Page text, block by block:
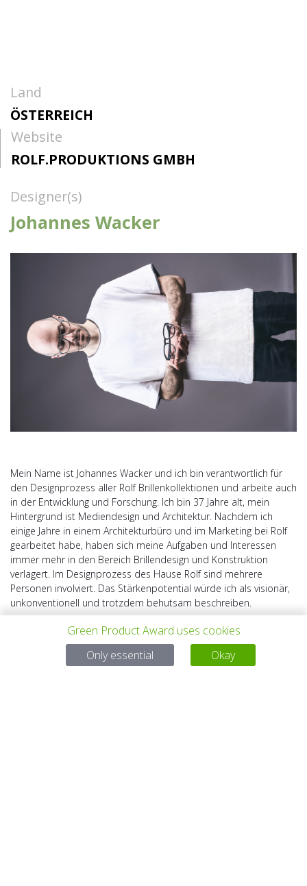
Land
ÖSTERREICH
Website
ROLF.PRODUKTIONS GMBH
Designer(s)
Johannes Wacker
Mein Name ist Johannes Wacker und ich bin verantwortlich für
den Designprozess aller Rolf Brillenkollektionen und arbeite auch
in der Entwicklung und Forschung. Ich bin 37 Jahre alt, mein
Hintergrund ist Mediendesign und Architektur. Nachdem ich
einige Jahre in einem Architekturbüro und im Marketing bei Rolf
gearbeitet habe, haben sich meine Aufgaben und Interessen
immer mehr in den Bereich Brillendesign und Konstruktion
verlagert. Im Designprozess des Hause Rolf sind mehrere
Personen involviert. Das Stärkenpotential würde ich als visionär,
unkonventionell und trotzdem behutsam beschreiben.
Green Product Award uses cookies
Only essential
Okay